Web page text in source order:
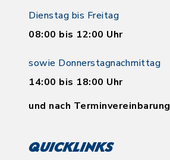
Dienstag bis Freitag
08:00 bis 12:00 Uhr
sowie Donnerstagnachmittag
14:00 bis 18:00 Uhr
und nach Terminvereinbarung
Quicklinks